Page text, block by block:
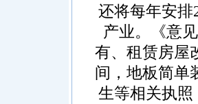
还将每年安排
产业。《意
有、租赁房屋
间，地板简单
生等相关执照